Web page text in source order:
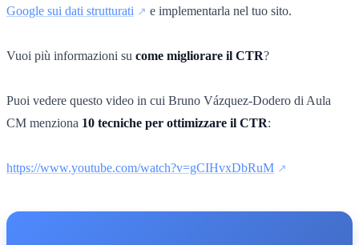
Google sui dati strutturati
e implementarla nel tuo sito.
Vuoi più informazioni su come migliorare il CTR?
Puoi vedere questo video in cui Bruno Vázquez-Dodero di Aula
CM menziona 10 tecniche per ottimizzare il CTR:
https://www.youtube.com/watch?v=gCIHvxDbRuM